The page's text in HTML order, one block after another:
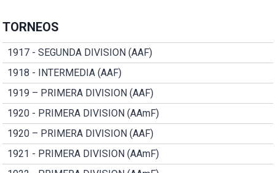
TORNEOS
1917 - SEGUNDA DIVISION (AAF)
1918 - INTERMEDIA (AAF)
1919 – PRIMERA DIVISION (AAF)
1920 - PRIMERA DIVISION (AAmF)
1920 – PRIMERA DIVISION (AAF)
1921 - PRIMERA DIVISION (AAmF)